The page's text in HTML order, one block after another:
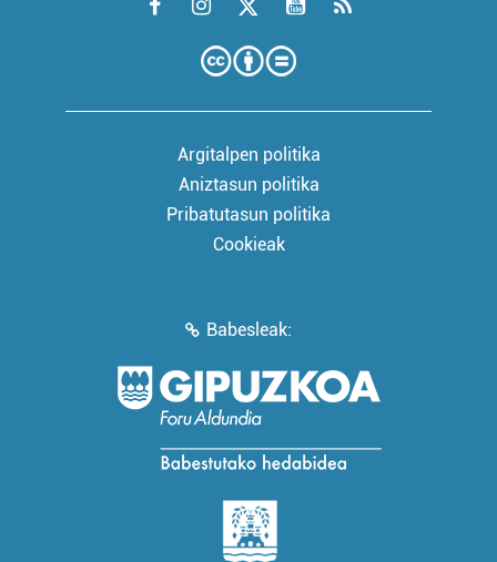
Argitalpen politika
Aniztasun politika
Pribatutasun politika
Cookieak
Babesleak: